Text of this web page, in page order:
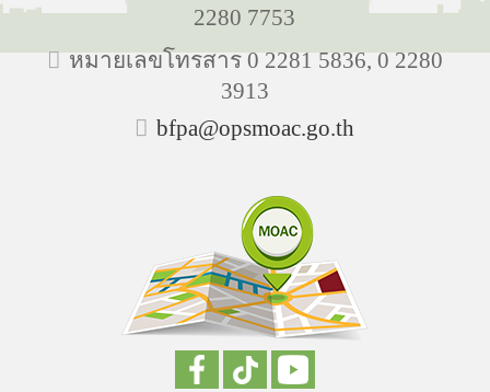
2280 7753
หมายเลขโทรสาร 0 2281 5836, 0 2280
3913
bfpa@opsmoac.go.th